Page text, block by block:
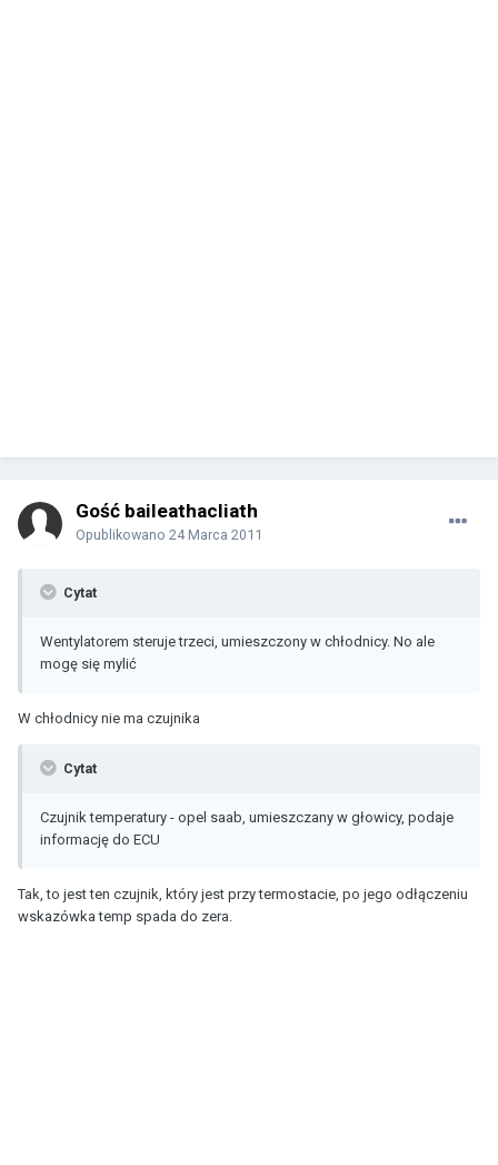
Gość baileathacliath
Opublikowano 24 Marca 2011
Cytat
Wentylatorem steruje trzeci, umieszczony w chłodnicy. No ale
mogę się mylić
W chłodnicy nie ma czujnika
Cytat
Czujnik temperatury - opel saab, umieszczany w głowicy, podaje
informację do ECU
Tak, to jest ten czujnik, który jest przy termostacie, po jego odłączeniu
wskazówka temp spada do zera.